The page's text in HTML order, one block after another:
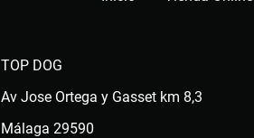
TOP DOG
Av Jose Ortega y Gasset km 8,3
Málaga 29590